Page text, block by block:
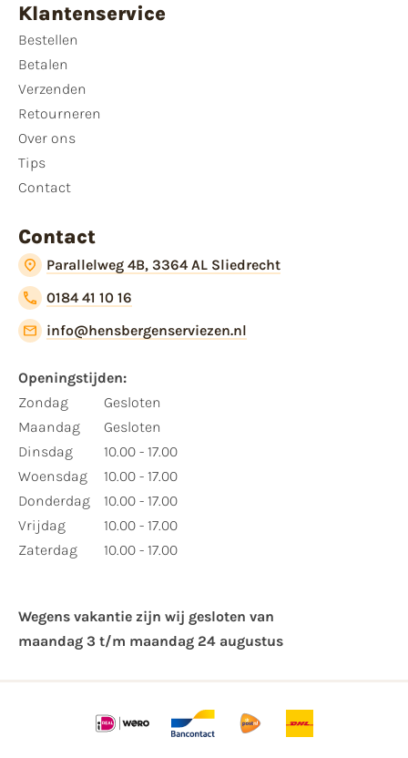
Klantenservice
Bestellen
Betalen
Verzenden
Retourneren
Over ons
Tips
Contact
Contact
Parallelweg 4B, 3364 AL Sliedrecht
0184 41 10 16
info@hensbergenserviezen.nl
Openingstijden:
Zondag
Maandag
Dinsdag
Woensdag
Donderdag
Vrijdag
Zaterdag
Gesloten
Gesloten
10.00 - 17.00
10.00 - 17.00
10.00 - 17.00
10.00 - 17.00
10.00 - 17.00
Wegens vakantie zijn wij gesloten van ​
maandag 3 t/m maandag 24 augustus